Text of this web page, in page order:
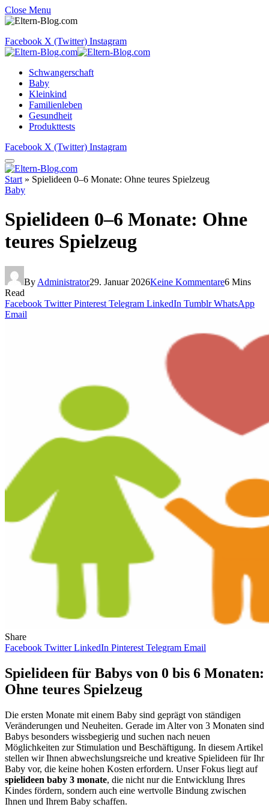
Close Menu
Facebook X (Twitter) Instagram
Schwangerschaft
Baby
Kleinkind
Familienleben
Gesundheit
Produkttests
Facebook X (Twitter) Instagram
Start » Spielideen 0–6 Monate: Ohne teures Spielzeug
Baby
Spielideen 0–6 Monate: Ohne
teures Spielzeug
By Administrator29. Januar 2026Keine Kommentare6 Mins
Read
Facebook Twitter Pinterest Telegram LinkedIn Tumblr WhatsApp
Email
Share
Facebook Twitter LinkedIn Pinterest Telegram Email
Spielideen für Babys von 0 bis 6 Monaten:
Ohne teures Spielzeug
Die ersten Monate mit einem Baby sind geprägt von ständigen
Veränderungen und Neuheiten. Gerade im Alter von 3 Monaten sind
Babys besonders wissbegierig und suchen nach neuen
Möglichkeiten zur Stimulation und Beschäftigung. In diesem Artikel
stellen wir Ihnen abwechslungsreiche und kreative Spielideen für Ihr
Baby vor, die keine hohen Kosten erfordern. Unser Fokus liegt auf
spielideen baby 3 monate, die nicht nur die Entwicklung Ihres
Kindes fördern, sondern auch eine wertvolle Bindung zwischen
Ihnen und Ihrem Baby schaffen.